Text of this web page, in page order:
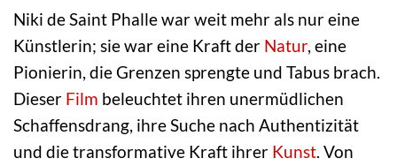
Niki de Saint Phalle war weit mehr als nur eine
Künstlerin; sie war eine Kraft der Natur, eine
Pionierin, die Grenzen sprengte und Tabus brach.
Dieser Film beleuchtet ihren unermüdlichen
Schaffensdrang, ihre Suche nach Authentizität
und die transformative Kraft ihrer Kunst . Von